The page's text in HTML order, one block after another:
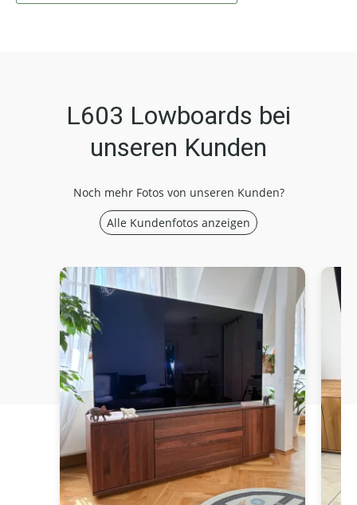
L603 Lowboards bei
unseren Kunden
Noch mehr Fotos von unseren Kunden?
Alle Kundenfotos anzeigen